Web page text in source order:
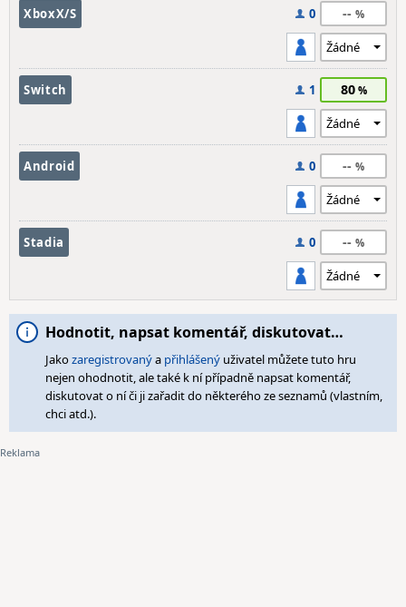
XboxX/S 0 --
Switch 1 80
Android 0 --
Stadia 0 --
Hodnotit, napsat komentář, diskutovat…
Jakozaregistrovanýa přihlášený uživatel můžete tuto hru
nejen ohodnotit, ale také k ní případně napsat komentář,
diskutovat o ní či ji zařadit do některého ze seznamů (vlastním,
chci atd.).